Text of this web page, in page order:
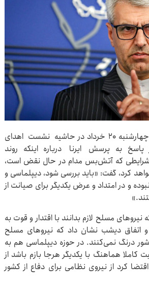
«اسماعیل بقائی» امروز چهارشنبه ۲۰ خرداد در حاشیه نشست اهدای
به پرسش ایرنا درباره اینکه روند
شرایطی که آتش‌بس مدام در حال نقض است،
کرد، گفت: «باید بررسی شود، دیپلماسی و
و در امتداد و عرض یکدیگر برای صیانت از
مسلح لازم بدانند با اقتدار و قوت به
دیشب نشان داد که نیروهای مسلح
درنگ نمی‌کنند. در حوزه دیپلماسی هم به
کاملا هماهنگ با یکدیگر هرجا بازم باشد از
کرد از نیروی نظامی برای دفاع از کشور